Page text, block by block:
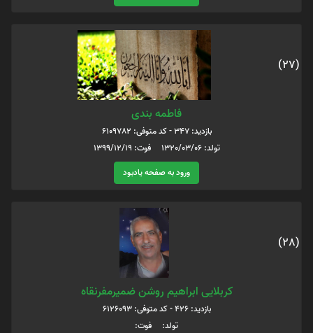
(27)
فاطمه بندی
بازدید: 347 - کد متوفی: 6109782
تولد: 1320/03/06 فوت: 1399/12/19
ورود به صفحه یادبود
(28)
کربلایی ابراهیم روشن ضمیرمفرنقاه
بازدید: 426 - کد متوفی: 6126093
تولد: فوت: